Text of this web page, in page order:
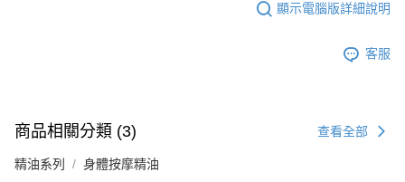
顯示電腦版詳細說明
客服
商品相關分類 (3) 查看全部
精油系列 身體按摩精油